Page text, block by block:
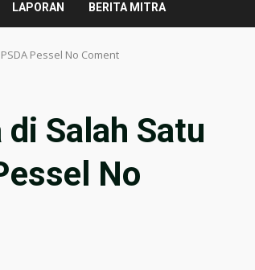
LAPORAN BERITA MITRA
Pessel No Coment
Salah Satu
No